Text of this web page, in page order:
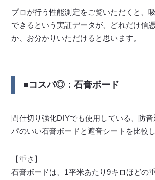
プロが行う性能測定をご覧いただくと、
できるという実証データが、どれだけ信
か、お分かりいただけると思います。
■コスパ◎：石膏ボード
間仕切り強化DIYでも使用している、防
パのいい石膏ボードと遮音シートを比較し
【重さ】
石膏ボードは、1平米あたり9キロほどの